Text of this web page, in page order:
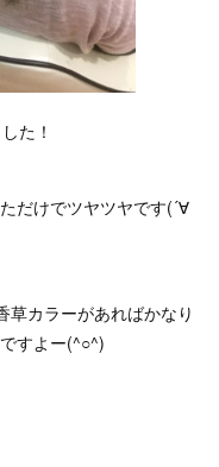
た！
だけでツヤツヤです(´∀
草カラーがあればかなり
すよー(^○^)